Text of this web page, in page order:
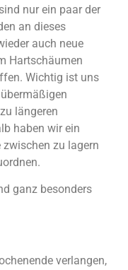
nur ein paar der
an dieses
auch neue
Hartschäumen
Wichtig ist uns
längeren
haben wir ein
zu lagern
ganz besonders
verlangen,